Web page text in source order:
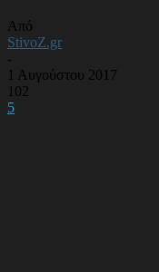
Από
StivoZ.gr
-
1 Αυγούστου 2017
102
5